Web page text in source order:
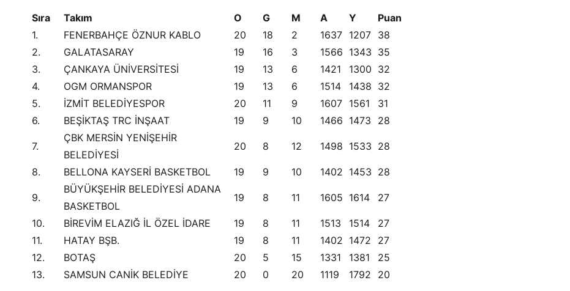
Sıra Takım O G M A Y
Puan
1.
FENERBAHÇE ÖZNUR KABLO 20 18 2 1637 1207 38
2.
GALATASARAY 19 16 3 1566 1343 35
3.
ÇANKAYA ÜNİVERSİTESİ 19 13 6 1421 1300 32
4.
OGM ORMANSPOR 19 13 6 1514 1438 32
5.
İZMİT BELEDİYESPOR 20 11 9 1607 1561
31
6.
BEŞİKTAŞ TRC İNŞAAT 19 9 10 1466 1473 28
7.
ÇBK MERSİN YENİŞEHİR
BELEDİYESİ
20 8 12 1498 1533 28
8. BELLONA KAYSERİ BASKETBOL 19 9 10 1402 1453 28
9.
BÜYÜKŞEHİR BELEDİYESİ ADANA
BASKETBOL
19 8 11 1605 1614 27
10. BİREVİM ELAZIĞ İL ÖZEL İDARE 19 8 11 1513 1514
27
11.
HATAY BŞB. 19 8 11 1402 1472
27
12.
BOTAŞ 20 5 15 1331 1381
25
13.
SAMSUN CANİK BELEDİYE 20 0 20 1119 1792 20